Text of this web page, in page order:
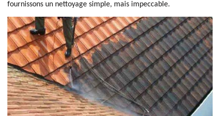
fournissons un nettoyage simple, mais impeccable.